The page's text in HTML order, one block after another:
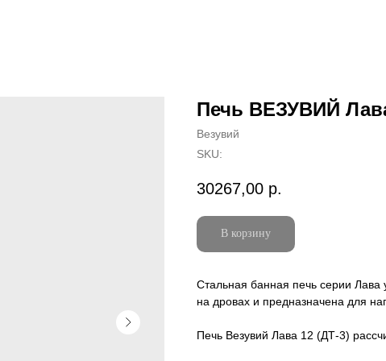
Печь ВЕЗУВИЙ
Везувий
SKU:
30267,00 р.
В корзину
Стальная банная печь серии Лава
на дровах и предназначена для
Печь Везувий Лава 12 (ДТ-3)